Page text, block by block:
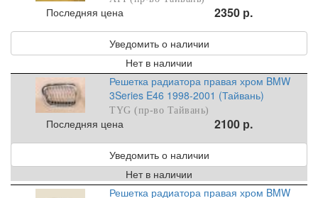
Последняя цена 2350 р.
Уведомить о наличии
Нет в наличии
Решетка радиатора правая хром BMW
3Series E46 1998-2001 (Тайвань)
TYG (пр-во Тайвань)
Последняя цена 2100 р.
Уведомить о наличии
Нет в наличии
Решетка радиатора правая хром BMW